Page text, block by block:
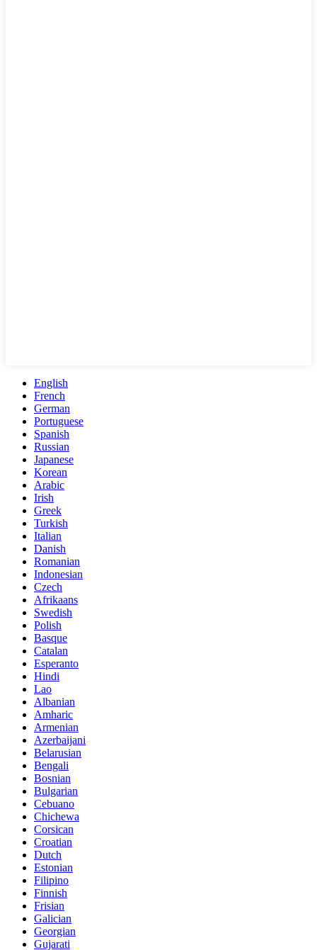
English
French
German
Portuguese
Spanish
Russian
Japanese
Korean
Arabic
Irish
Greek
Turkish
Italian
Danish
Romanian
Indonesian
Czech
Afrikaans
Swedish
Polish
Basque
Catalan
Esperanto
Hindi
Lao
Albanian
Amharic
Armenian
Azerbaijani
Belarusian
Bengali
Bosnian
Bulgarian
Cebuano
Chichewa
Corsican
Croatian
Dutch
Estonian
Filipino
Finnish
Frisian
Galician
Georgian
Gujarati